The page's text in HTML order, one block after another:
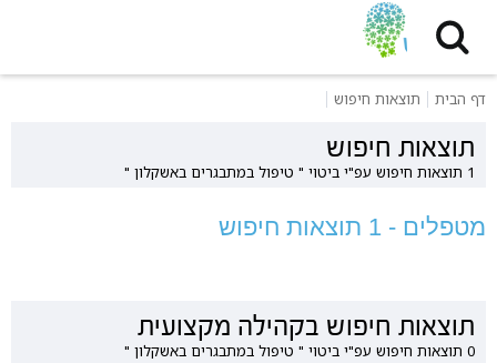
דף הבית תוצאות חיפוש
תוצאות חיפוש
1 תוצאות חיפוש עפ"י ביטוי " טיפול במתבגרים באשקלון "
מטפלים - 1 תוצאות חיפוש
תוצאות חיפוש בקהילה מקצועית
0 תוצאות חיפוש עפ"י ביטוי " טיפול במתבגרים באשקלון "